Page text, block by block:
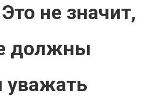
не значит,
должны
уважать